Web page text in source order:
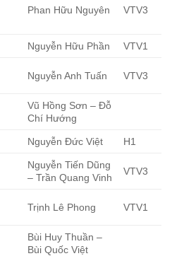
Phan Hữu Nguyên VTV3
Nguyễn Hữu Phần VTV1
Nguyễn Anh Tuấn VTV3
Vũ Hồng Sơn – Đỗ
Chí Hướng
Nguyễn Đức Việt H1
Nguyễn Tiến Dũng
– Trần Quang Vinh
VTV3
Trịnh Lê Phong VTV1
Bùi Huy Thuần –
Bùi Quốc Việt